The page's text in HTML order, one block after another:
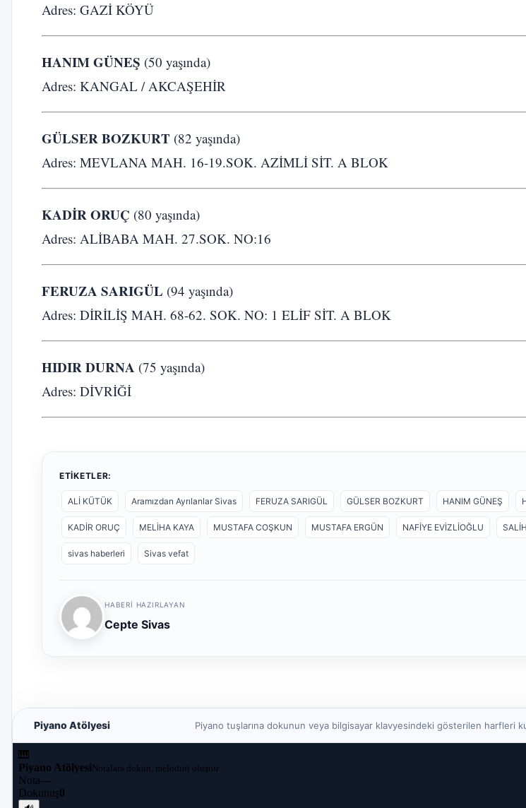
Adres: GAZİ KÖYÜ
HANIM GÜNEŞ (50 yaşında)
Adres: KANGAL / AKCAŞEHİR
GÜLSER BOZKURT (82 yaşında)
Adres: MEVLANA MAH. 16-19.SOK. AZİMLİ SİT. A BLOK
KADİR ORUÇ (80 yaşında)
Adres: ALİBABA MAH. 27.SOK. NO:16
FERUZA SARIGÜL (94 yaşında)
Adres: DİRİLİŞ MAH. 68-62. SOK. NO: 1 ELİF SİT. A BLOK
HIDIR DURNA (75 yaşında)
Adres: DİVRİĞİ
ETIKETLER:
ALİ KÜTÜK Aramızdan Ayrılanlar Sivas FERUZA SARIGÜL GÜLSER BOZKURT HANIM GÜNEŞ
KADİR ORUÇ MELİHA KAYA MUSTAFA COŞKUN MUSTAFA ERGÜN NAFİYE EVİZLİOĞLU
sivas haberleri Sivas vefat
HABERI HAZIRLAYAN
Cepte Sivas
Piyano Atölyesi Piyano tuşlarına dokunun veya bilgisayar klavyesindeki gösterilen harfleri